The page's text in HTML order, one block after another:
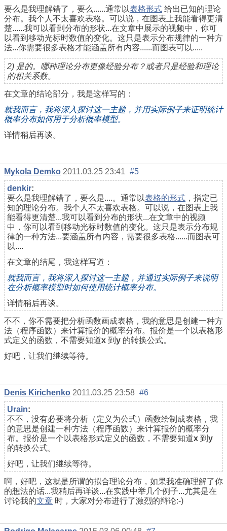
要么是我理解错了，要么......通常以表格形式 给出已知的理论
分布。我个人不太喜欢表格。可以说，在图表上我能看得更清
楚......我可以看到分布的形状...在文章中展示的视频中，你可
以看到移动光标时数值的变化。这只是表示分布规律的一种方
法...你需要很多表格才能涵盖所有内容......而图表可以.....
2) 是的。哪种理论分布更像经验分布？或者只是经验和理论
的相关系数。
在文章的结论部分，我是这样写的：
就我而言，我将深入探讨这一主题，并用实际例子来证明统计
概率分布如何用于分析概率模型。
详情稍后再谈。
Mykola Demko 2011.03.25 23:41 #5
denkir:
要么是我理解错了，要么是....。通常以表格的形式 ，指定已
知的理论分布。我个人不太喜欢表格。可以说，在图表上我
能看得更清楚...我可以看到分布的形状...在文章中的视频
中，你可以看到移动光标时数值的变化。这只是表示分布规
律的一种方法...要涵盖所有内容，需要很多表格......而图表可
以....
在文章的结尾，我这样写道：
就我而言，我将深入探讨这一主题，并通过实际例子来说明
在分析概率模型时如何使用统计概率分布。
详情稍后再谈。
不不，你不需要把分析函数画成表格，我的意思是创建一种方
法（程序函数）来计算报价的概率分布。报价是一个以表格形
式定义的函数，不需要知道x 到 y 的转换公式。
好吧，让我们继续等待。
Denis Kirichenko 2011.03.25 23:58 #6
Urain:
不不，没有必要将分析（定义为公式）函数绘制成表格，我
的意思是创建一种方法（程序函数）来计算报价的概率分
布。报价是一个以表格形式定义的函数，不需要知道x 到 y
的转换公式。
好吧，让我们继续等待。
啊，好吧，这就是所谓的拟合理论分布，如果我准确理解了你
的想法的话...我稍后再详谈...在实践中举几个例子...尤其是在
讨论我的文章 时，大家对分布进行了激烈的辩论:-)